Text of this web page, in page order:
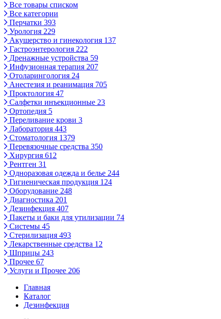
Все товары списком
Все категории
Перчатки 393
Урология 229
Акушерство и гинекология 137
Гастроэнтерология 222
Дренажные устройства 59
Инфузионная терапия 207
Отоларингология 24
Анестезия и реанимация 705
Проктология 47
Салфетки инъекционные 23
Ортопедия 5
Переливание крови 3
Лаборатория 443
Стоматология 1379
Перевязочные средства 350
Хирургия 612
Рентген 31
Одноразовая одежда и белье 244
Гигиеническая продукция 124
Оборудование 248
Диагностика 201
Дезинфекция 407
Пакеты и баки для утилизации 74
Системы 45
Стерилизация 493
Лекарственные средства 12
Шприцы 243
Прочее 67
Услуги и Прочее 206
Главная
Каталог
Дезинфекция